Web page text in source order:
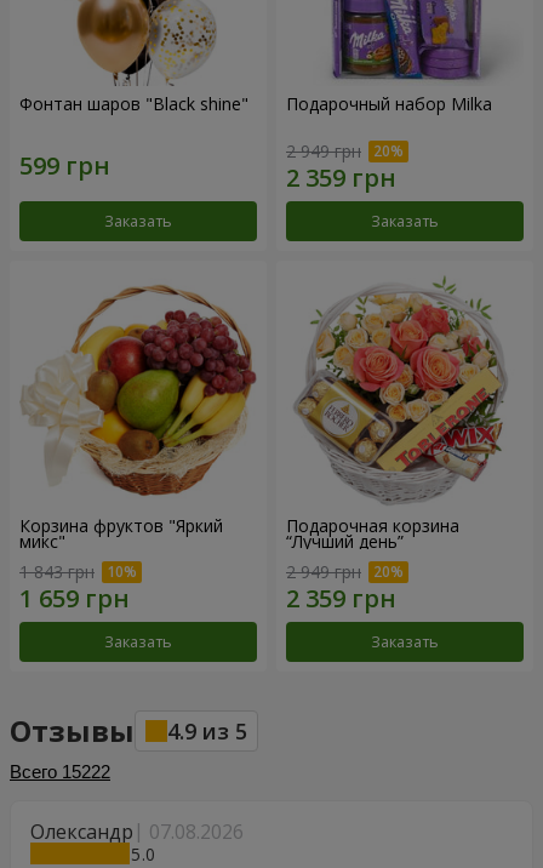
Фонтан шаров "Black shine"
Заказать
Подарочный набор Milka
2 949 грн
Заказать
Корзина фруктов "Яркий
микс"
1 843 грн
Заказать
Подарочная корзина
“Лучший день”
2 949 грн
Заказать
Отзывы 4.9 из 5
Всего 15222
Олександр 07.08.2026
5